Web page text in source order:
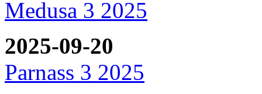
Medusa 3 2025
2025-09-20
Parnass 3 2025